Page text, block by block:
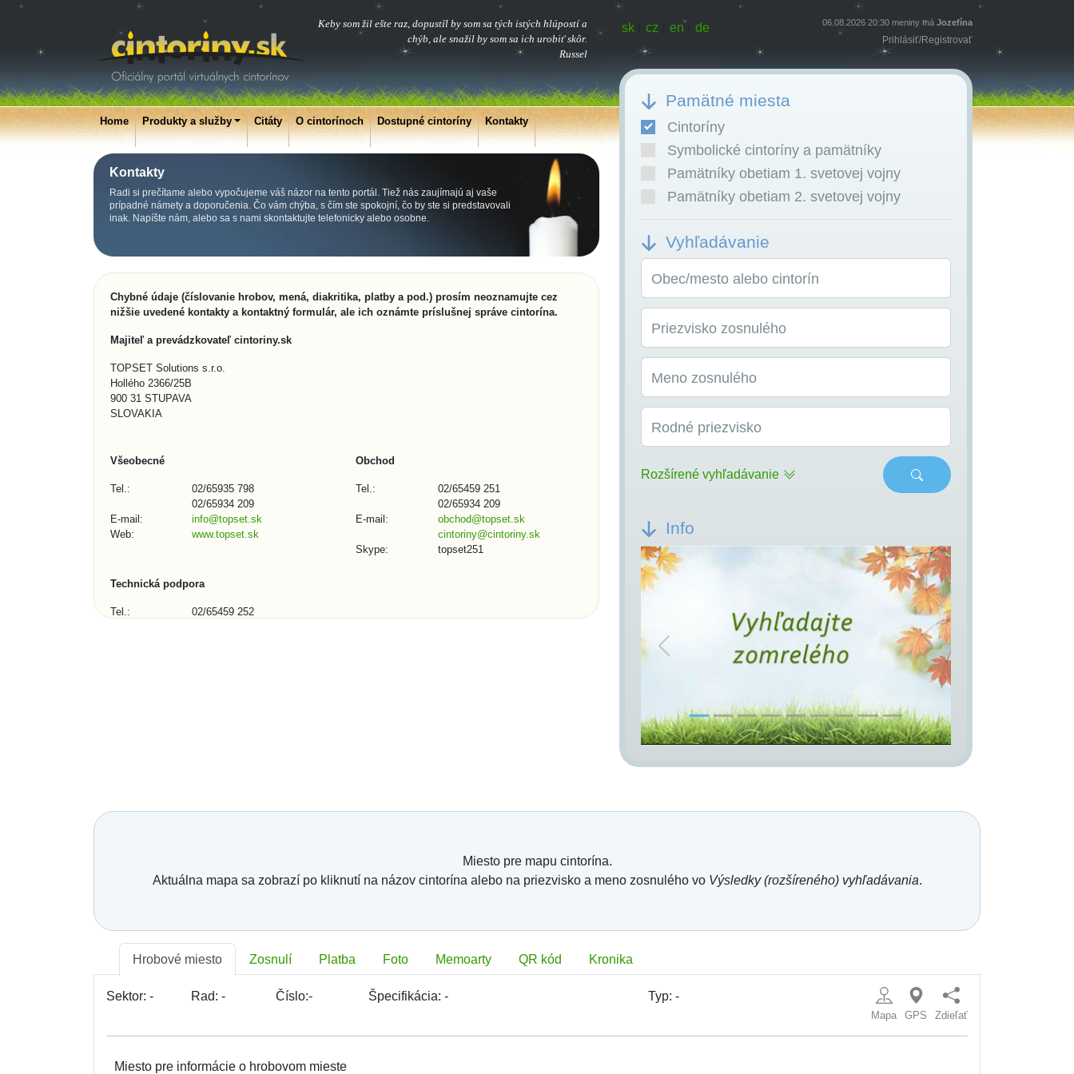
Keby som žil ešte raz, dopustil by som sa tých istých hlúpostí a
chýb, ale snažil by som sa ich urobiť skôr.
Russel
Home Produkty a služby Citáty O cintorínoch Dostupné cintoríny Kontakty
Kontakty
Radi si prečítame alebo vypočujeme váš názor na tento portál. Tiež nás zaujímajú aj vaše
prípadné námety a doporučenia. Čo vám chýba, s čím ste spokojní, čo by ste si predstavovali
inak. Napíšte nám, alebo sa s nami skontaktujte telefonicky alebo osobne.
sk| cz en de 06.08.2026 20:30 meniny má Jozefína
Prihlásiť/Registrovať
Pamätné miesta
Cintoríny
Symbolické cintoríny a pamätníky
Pamätníky obetiam 1. svetovej vojny
Pamätníky obetiam 2. svetovej vojny
Vyhľadávanie
Obec/mesto alebo cintorín
Priezvisko zosnulého
Meno zosnulého
Rodné priezvisko
Rozšírené vyhľadávanie
Info
Previous Next
Chybné údaje (číslovanie hrobov, mená, diakritika, platby a pod.) prosím neoznamujte cez
nižšie uvedené kontakty a kontaktný formulár, ale ich oznámte príslušnej správe cintorína.
Majiteľ a prevádzkovateľ cintoriny.sk
TOPSET Solutions s.r.o.
Hollého 2366/25B
900 31 STUPAVA
SLOVAKIA
Všeobecné
Tel.:
02/65935 798
02/65934 209
E-mail:
info@topset.sk
Web:
www.topset.sk
Obchod
Tel.:
02/65459 251
02/65934 209
E-mail:
obchod@topset.sk
cintoriny@cintoriny.sk
Skype:
topset251
Technická podpora
Tel.:
02/65459 252
Miesto pre mapu cintorína.
Aktuálna mapa sa zobrazí po kliknutí na názov cintorína alebo na priezvisko a meno zosnulého vo Výsledky (rozšíreného) vyhľadávania.
Hrobové miesto Zosnulí Platba Foto Memoarty QR kód Kronika
Sektor: - Rad:- Číslo:- Špecifikácia:- Typ: -
Mapa GPS Zdieľať
Miesto pre informácie o hrobovom mieste